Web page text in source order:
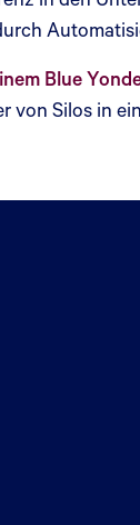
Blue
Silos in